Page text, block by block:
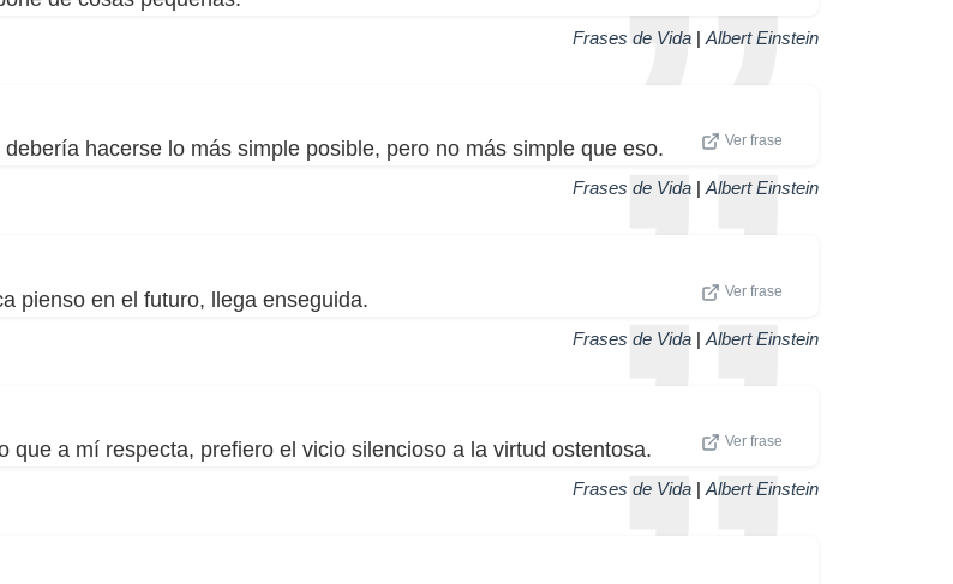
Frases de Vida | Albert Einstein
debería hacerse lo más simple posible, pero no más simple que eso. Ver frase
Frases de Vida | Albert Einstein
pienso en el futuro, llega enseguida. Ver frase
Frases de Vida | Albert Einstein
que a mí respecta, prefiero el vicio silencioso a la virtud ostentosa. Ver frase
Frases de Vida | Albert Einstein